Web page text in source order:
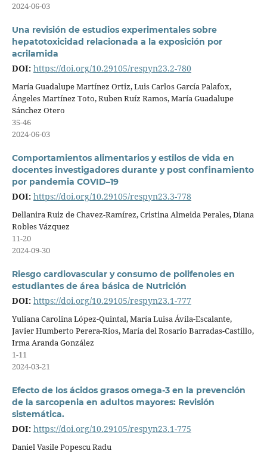
2024-06-03
Una revisión de estudios experimentales sobre
hepatotoxicidad relacionada a la exposición por
acrilamida
DOI: https://doi.org/10.29105/respyn23.2-780
María Guadalupe Martínez Ortiz, Luis Carlos García Palafox,
Ángeles Martínez Toto, Ruben Ruíz Ramos, María Guadalupe
Sánchez Otero
35-46
2024-06-03
Comportamientos alimentarios y estilos de vida en
docentes investigadores durante y post confinamiento
por pandemia COVID–19
DOI: https://doi.org/10.29105/respyn23.3-778
Dellanira Ruiz de Chavez-Ramírez, Cristina Almeida Perales, Diana
Robles Vázquez
11-20
2024-09-30
Riesgo cardiovascular y consumo de polifenoles en
estudiantes de área básica de Nutrición
DOI: https://doi.org/10.29105/respyn23.1-777
Yuliana Carolina López-Quintal, María Luisa Ávila-Escalante,
Javier Humberto Perera-Rios, María del Rosario Barradas-Castillo,
Irma Aranda González
1-11
2024-03-21
Efecto de los ácidos grasos omega-3 en la prevención
de la sarcopenia en adultos mayores: Revisión
sistemática.
DOI: https://doi.org/10.29105/respyn23.1-775
Daniel Vasile Popescu Radu